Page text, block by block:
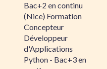
Bac+2 en continu
(Nice) Formation
Concepteur
Développeur
d'Applications
Python - Bac+3 en